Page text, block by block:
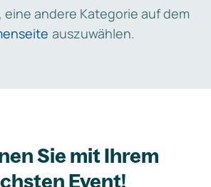
eine andere Kategorie auf dem
auszuwählen.
Sie mit Ihrem
Event!